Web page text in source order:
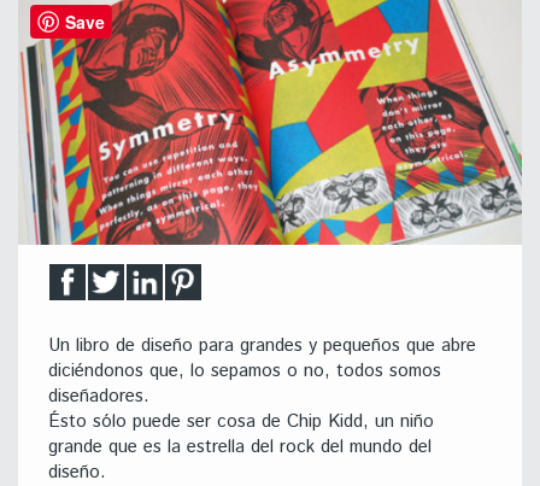
Un libro de diseño para grandes y pequeños que abre
diciéndonos que, lo sepamos o no, todos somos
diseñadores.
Ésto sólo puede ser cosa de Chip Kidd, un niño
grande que es la estrella del rock del mundo del
diseño.
Save